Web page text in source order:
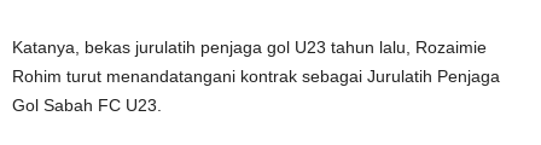
Katanya, bekas jurulatih penjaga gol U23 tahun lalu, Rozaimie
Rohim turut menandatangani kontrak sebagai Jurulatih Penjaga
Gol Sabah FC U23.